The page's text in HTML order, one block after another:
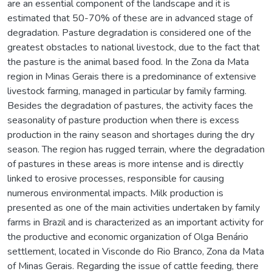
are an essential component of the landscape and it is
estimated that 50-70% of these are in advanced stage of
degradation. Pasture degradation is considered one of the
greatest obstacles to national livestock, due to the fact that
the pasture is the animal based food. In the Zona da Mata
region in Minas Gerais there is a predominance of extensive
livestock farming, managed in particular by family farming.
Besides the degradation of pastures, the activity faces the
seasonality of pasture production when there is excess
production in the rainy season and shortages during the dry
season. The region has rugged terrain, where the degradation
of pastures in these areas is more intense and is directly
linked to erosive processes, responsible for causing
numerous environmental impacts. Milk production is
presented as one of the main activities undertaken by family
farms in Brazil and is characterized as an important activity for
the productive and economic organization of Olga Benário
settlement, located in Visconde do Rio Branco, Zona da Mata
of Minas Gerais. Regarding the issue of cattle feeding, there